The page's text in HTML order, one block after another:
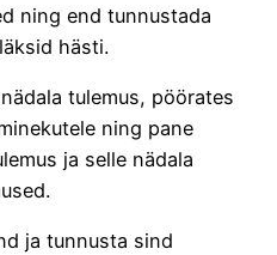
ning end tunnustada
hästi.
tulemus, pöörates
ning pane
ja selle nädala
ja tunnusta sind